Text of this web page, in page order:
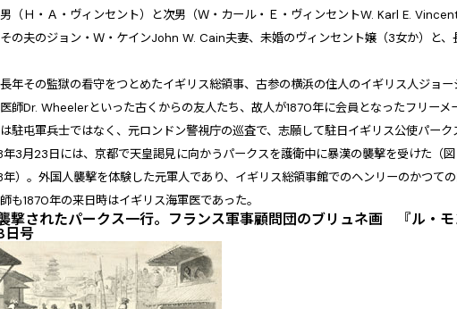
（Ｈ・Ａ・ヴィンセント）と次男（Ｗ・カール・Ｅ・ヴィンセントW. Karl E.
の夫のジョン・Ｗ・ケインJohn W. Cain夫妻、未婚のヴィンセント嬢（3女か）と
年その監獄の看守をつとめたイギリス総領事、古参の横浜の住人のイギリス人ジョ
師Dr. Wheelerといった古くからの友人たち、故人が1870年に会員となったフリーメ
駐屯軍兵士ではなく、元ロンドン警視庁の巡査で、志願して駐日イギリス公使パー
3月23日には、京都で天皇謁見に向かうパークスを護衛中に暴漢の襲撃を受けた（
）。外国人襲撃を体験した元軍人であり、イギリス総領事館でのヘンリーのかつて
も1870年の来日時はイギリス海軍医であった。
されたパークス一行。フランス軍事顧問団のブリュネ画 『ル・
日号